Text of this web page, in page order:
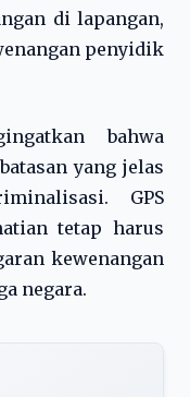
di lapangan,
penyidik
bahwa
yang jelas
GPS
tetap harus
kewenangan
negara.